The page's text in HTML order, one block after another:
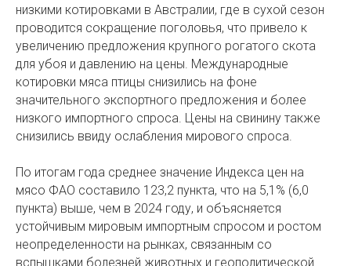
низкими котировками в Австралии, где в сухой сезон
проводится сокращение поголовья, что привело к
увеличению предложения крупного рогатого скота
для убоя и давлению на цены. Международные
котировки мяса птицы снизились на фоне
значительного экспортного предложения и более
низкого импортного спроса. Цены на свинину также
снизились ввиду ослабления мирового спроса.
По итогам года среднее значение Индекса цен на
мясо ФАО составило 123,2 пункта, что на 5,1% (6,0
пункта) выше, чем в 2024 году, и объясняется
устойчивым мировым импортным спросом и ростом
неопределенности на рынках, связанным со
вспышками болезней животных и геополитической